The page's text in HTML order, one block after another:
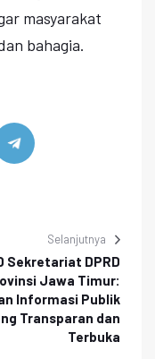
masyarakat
bahagia.
Selanjutnya
Sekretariat DPRD
Jawa Timur:
Informasi Publik
Transparan dan
Terbuka